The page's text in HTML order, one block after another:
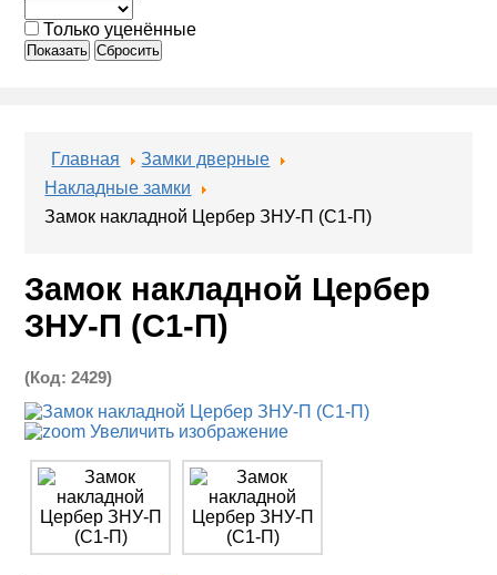
Только уценённые
Показать Сбросить
Главная
Замки дверные
Накладные замки
Замок накладной Цербер ЗНУ-П (С1-П)
Замок накладной Цербер
ЗНУ-П (С1-П)
(Код:2429)
Увеличить изображение